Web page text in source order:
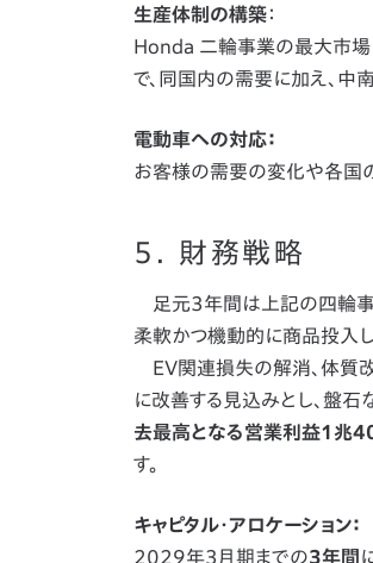
生産体制の構築：
Honda 二輪事業の最大市場
で、同国内の需要に加え、中
電動車への対応：
お客様の需要の変化や各国
5. 財務戦略
足元3年間は上記の四輪事
柔軟かつ機動的に商品投入し
EV関連損失の解消、体質
に改善する見込みとし、盤
去最高となる営業利益1兆
す。
キャピタル・アロケーション：
2029年3月期までの3年間